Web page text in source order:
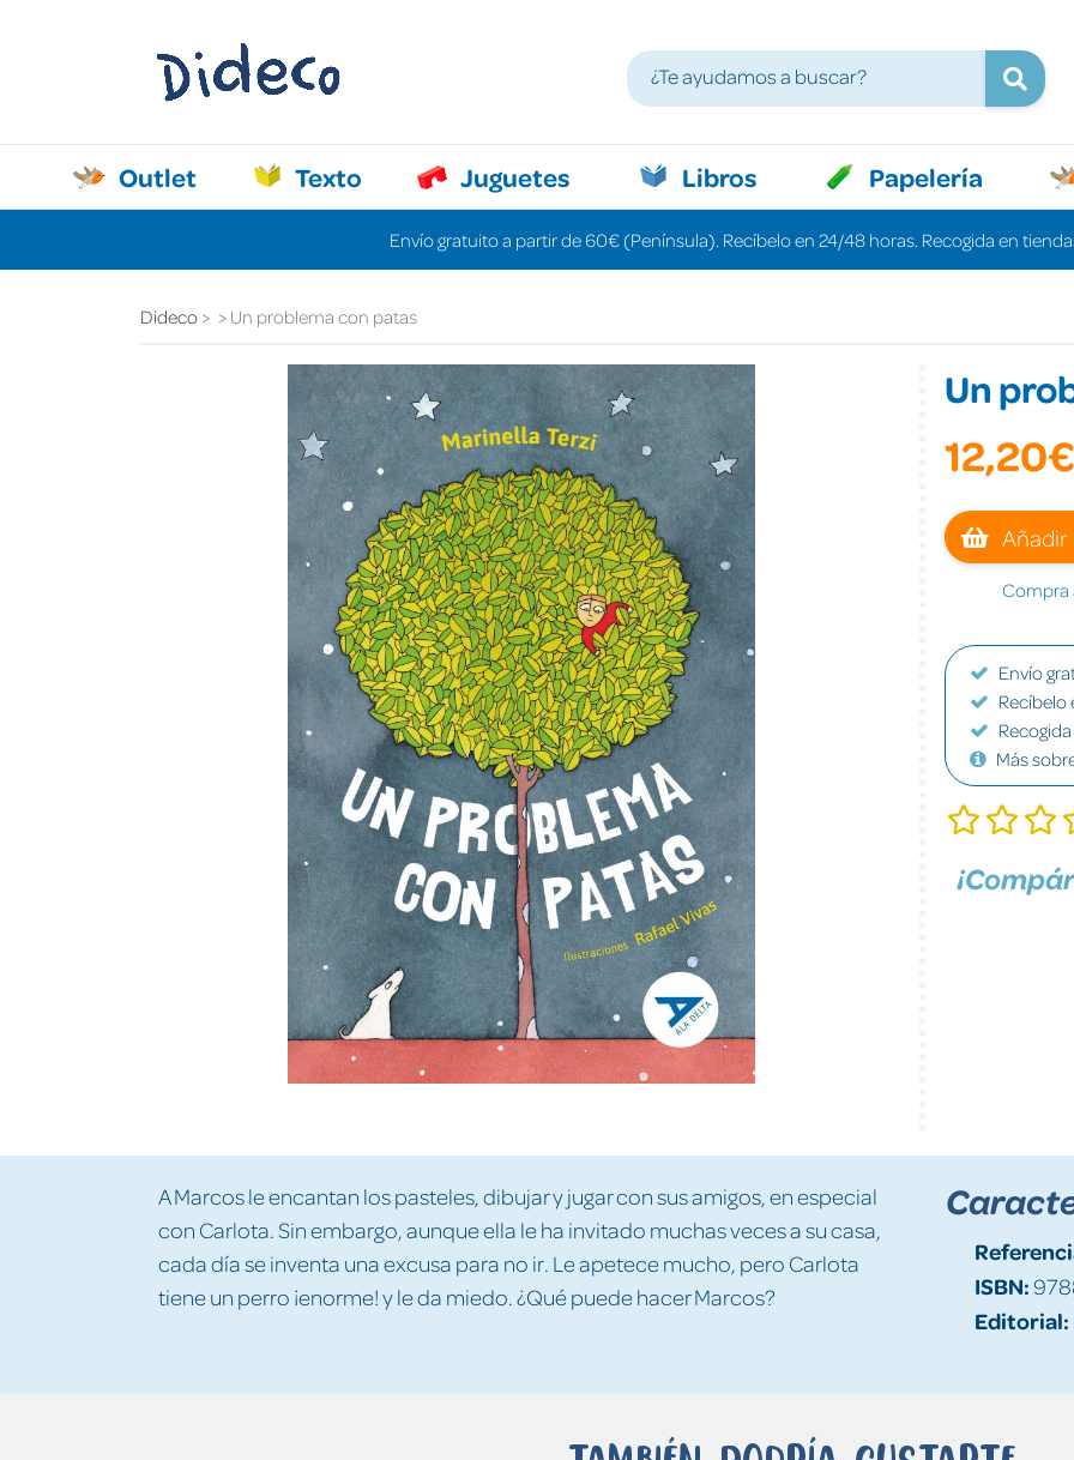
Outlet Texto Juguetes Libros Papelería
Envío gratuito a partir de 60€ (Península). Recíbelo en 24/48 horas. Recogida en
Dideco Un problema con patas
Un
12,20€
Añadir
Compra
Envío
Recíbelo
Más
A Marcos le encantan los pasteles, dibujar y jugar con sus amigos, en especial
con Carlota. Sin embargo, aunque ella le ha invitado muchas veces a su casa,
cada día se inventa una excusa para no ir. Le apetece mucho, pero Carlota
tiene un perro ¡enorme! y le da miedo. ¿Qué puede hacer Marcos?
ISBN:
Editorial: